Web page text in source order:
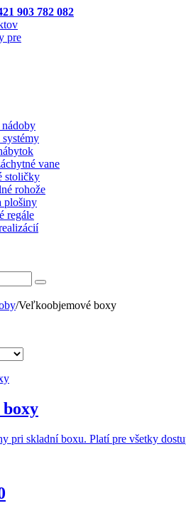
903 782 082
pre
vane
stoličky
rohože
plošiny
regále
/Veľkoobjemové boxy
boxy
pri skladní boxu. Platí pre všetky